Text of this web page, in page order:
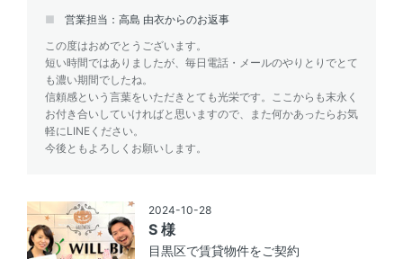
営業担当：高島 由衣からのお返事
この度はおめでとうございます。
短い時間ではありましたが、毎日電話・メールのやりとりでとて
も濃い期間でしたね。
信頼感という言葉をいただきとても光栄です。ここからも末永く
お付き合いしていければと思いますので、また何かあったらお気
軽にLINEください。
今後ともよろしくお願いします。
2024-10-28
S 様
目黒区で賃貸物件をご契約